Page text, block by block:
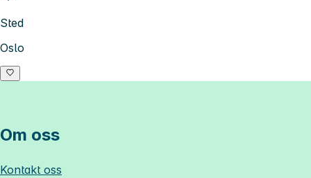
Sted
Oslo
Om oss
Kontakt oss